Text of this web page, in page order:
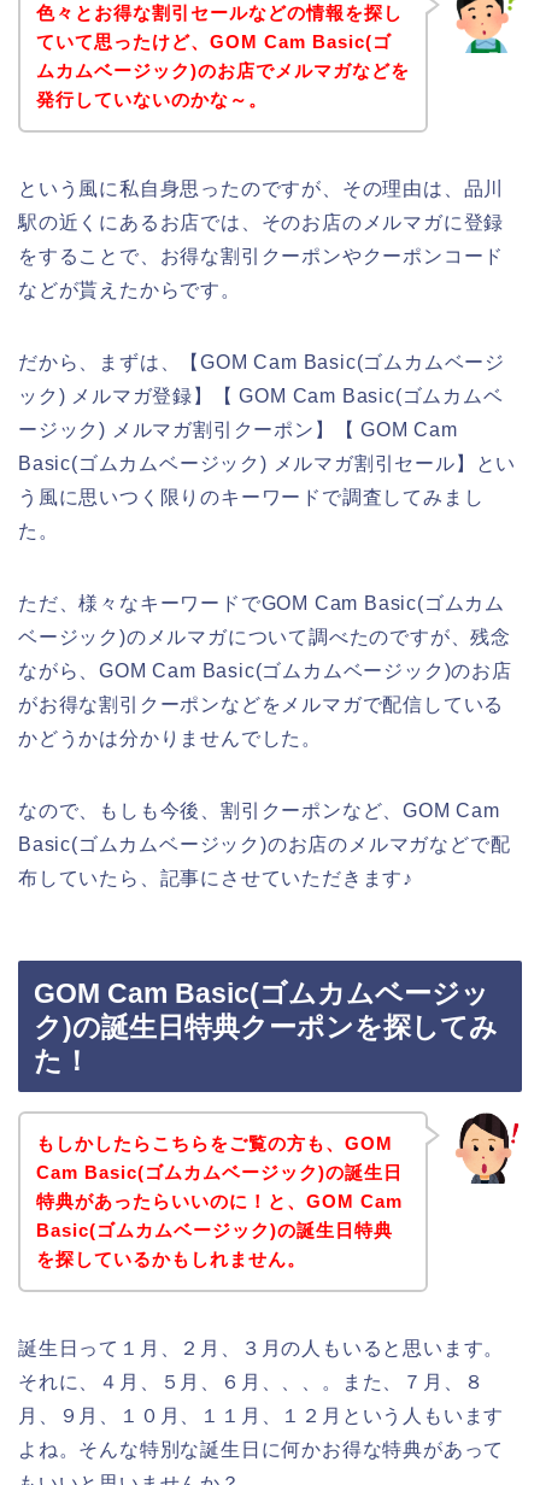
色々とお得な割引セールなどの情報を探し
ていて思ったけど、GOM Cam Basic(ゴ
ムカムベージック)のお店でメルマガなどを
発行していないのかな～。
という風に私自身思ったのですが、その理由は、品川
駅の近くにあるお店では、そのお店のメルマガに登録
をすることで、お得な割引クーポンやクーポンコード
などが貰えたからです。
だから、まずは、【GOM Cam Basic(ゴムカムベージ
ック) メルマガ登録】【 GOM Cam Basic(ゴムカムベ
ージック) メルマガ割引クーポン】【 GOM Cam
Basic(ゴムカムベージック) メルマガ割引セール】とい
う風に思いつく限りのキーワードで調査してみまし
た。
ただ、様々なキーワードでGOM Cam Basic(ゴムカム
ベージック)のメルマガについて調べたのですが、残念
ながら、GOM Cam Basic(ゴムカムベージック)のお店
がお得な割引クーポンなどをメルマガで配信している
かどうかは分かりませんでした。
なので、もしも今後、割引クーポンなど、GOM Cam
Basic(ゴムカムベージック)のお店のメルマガなどで配
布していたら、記事にさせていただきます♪
GOM Cam Basic(ゴムカムベージッ
ク)の誕生日特典クーポンを探してみ
た！
もしかしたらこちらをご覧の方も、GOM
Cam Basic(ゴムカムベージック)の誕生日
特典があったらいいのに！と、GOM Cam
Basic(ゴムカムベージック)の誕生日特典
を探しているかもしれません。
誕生日って１月、２月、３月の人もいると思います。
それに、４月、５月、６月、、、。また、７月、８
月、９月、１０月、１１月、１２月という人もいます
よね。そんな特別な誕生日に何かお得な特典があって